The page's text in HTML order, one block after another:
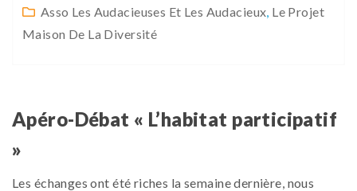
Asso Les Audacieuses Et Les Audacieux, Le Projet
Maison De La Diversité
Apéro-Débat « L’habitat participatif
»
Les échanges ont été riches la semaine dernière, nous